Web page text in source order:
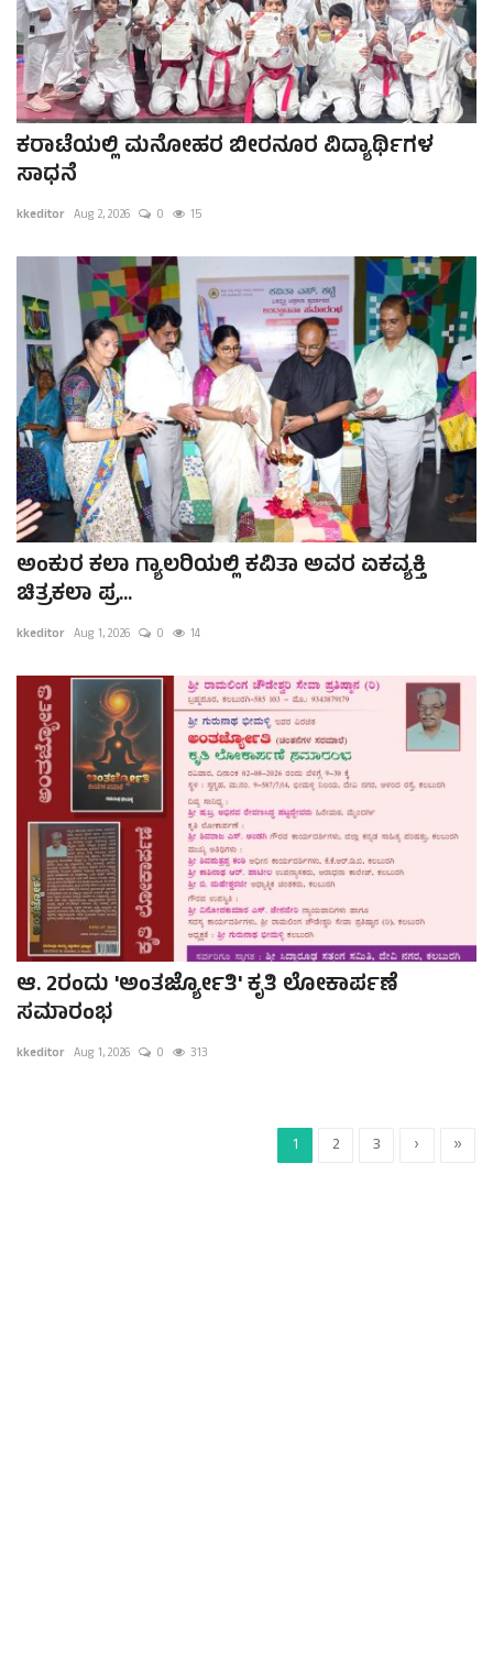
ಕರಾಟೆಯಲ್ಲಿ ಮನೋಹರ ಬೀರನೂರ ವಿದ್ಯಾರ್ಥಿಗಳ
ಸಾಧನೆ
kkeditor Aug 2, 2026 0 15
ಅಂಕುರ ಕಲಾ ಗ್ಯಾಲರಿಯಲ್ಲಿ ಕವಿತಾ ಅವರ ಏಕವ್ಯಕ್ತಿ
ಚಿತ್ರಕಲಾ ಪ್ರ...
kkeditor Aug 1, 2026 0 14
ಆ. 2ರಂದು 'ಅಂತರ್ಜ್ಯೋತಿ' ಕೃತಿ ಲೋಕಾರ್ಪಣೆ
ಸಮಾರಂಭ
kkeditor Aug 1, 2026 0 313
1 2 3 › »